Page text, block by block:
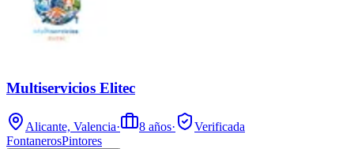
Multiservicios Elitec
Alicante, Valencia· 8 años·
Verificada
FontanerosPintores